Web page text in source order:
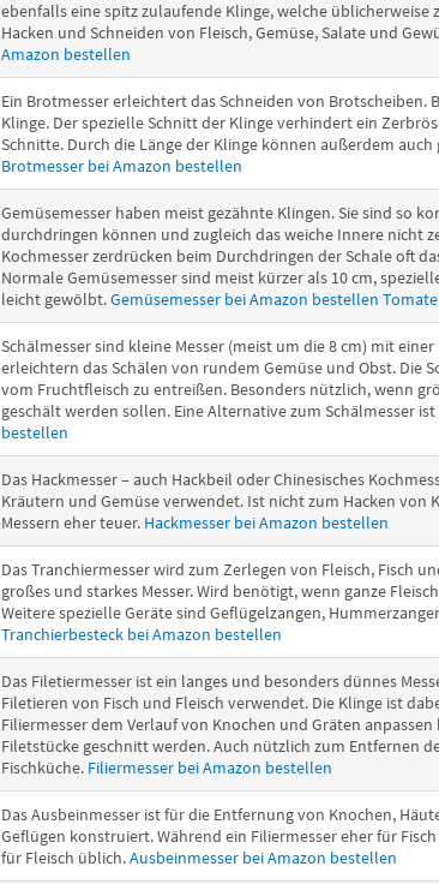
ebenfalls eine spitz zulaufende Klinge, welche üblicherweise
Hacken und Schneiden von Fleisch, Gemüse, Salate und
Amazon bestellen
Ein Brotmesser erleichtert das Schneiden von Brotscheiben.
Klinge. Der spezielle Schnitt der Klinge verhindert ein
Schnitte. Durch die Länge der Klinge können außerdem
Brotmesser bei Amazon bestellen
Gemüsemesser haben meist gezähnte Klingen. Sie sind so
durchdringen können und zugleich das weiche Innere nicht
Kochmesser zerdrücken beim Durchdringen der Schale oft
Normale Gemüsemesser sind meist kürzer als 10 cm,
leicht gewölbt.Gemüsemesser bei Amazon bestellen
Schälmesser sind kleine Messer (meist um die 8 cm) mit
erleichtern das Schälen von rundem Gemüse und Obst. Die
vom Fruchtfleisch zu entreißen. Besonders nützlich, wenn
geschält werden sollen. Eine Alternative zum Schälmesser ist
bestellen
Das Hackmesser – auch Hackbeil oder Chinesisches
Kräutern und Gemüse verwendet. Ist nicht zum Hacken von
Messern eher teuer. Hackmesser bei Amazon bestellen
Das Tranchiermesser wird zum Zerlegen von Fleisch, Fisch
großes und starkes Messer. Wird benötigt, wenn ganze
Weitere spezielle Geräte sind Geflügelzangen,
Tranchierbesteck bei Amazon bestellen
Das Filetiermesser ist ein langes und besonders dünnes
Filetieren von Fisch und Fleisch verwendet. Die Klinge ist
Filiermesser dem Verlauf von Knochen und Gräten
Filetstücke geschnitt werden. Auch nützlich zum Entfernen
Fischküche. Filiermesser bei Amazon bestellen
Das Ausbeinmesser ist für die Entfernung von Knochen,
Geflügen konstruiert. Während ein Filiermesser eher für
für Fleisch üblich.Ausbeinmesser bei Amazon bestellen